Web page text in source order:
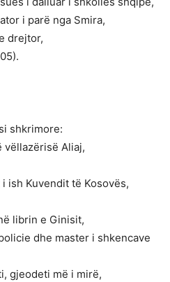
i parë nga Smira,
drejtor,
shkrimore:
vëllazërisë Aliaj,
ish Kuvendit të Kosovës,
librin e Ginisit,
dhe master i shkencave
gjeodeti më i mirë,